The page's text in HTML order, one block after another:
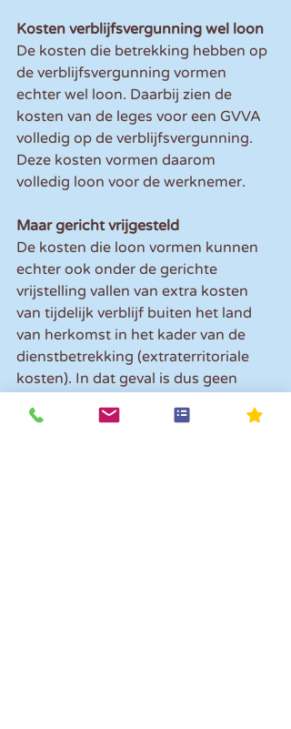
Kosten verblijfsvergunning wel loon
De kosten die betrekking hebben op
de verblijfsvergunning vormen
echter wel loon. Daarbij zien de
kosten van de leges voor een GVVA
volledig op de verblijfsvergunning.
Deze kosten vormen daarom
volledig loon voor de werknemer.
Maar gericht vrijgesteld
De kosten die loon vormen kunnen
echter ook onder de gerichte
vrijstelling vallen van extra kosten
van tijdelijk verblijf buiten het land
van herkomst in het kader van de
dienstbetrekking (extraterritoriale
kosten). In dat geval is dus geen
werknemer, maar van een vrijstelling.